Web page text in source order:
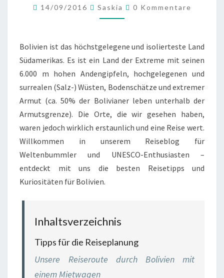
14/09/2016 Saskia Kommentare
0 Kommentare
Bolivien ist das höchstgelegene und isolierteste Land
Südamerikas. Es ist ein Land der Extreme mit seinen
6.000 m hohen Andengipfeln, hochgelegenen und
surrealen (Salz-) Wüsten, Bodenschätze und extremer
Armut (ca. 50% der Bolivianer leben unterhalb der
Armutsgrenze). Die Orte, die wir gesehen haben,
waren jedoch wirklich erstaunlich und eine Reise wert.
Willkommen in unserem Reiseblog für
Weltenbummler und UNESCO-Enthusiasten –
entdeckt mit uns die besten Reisetipps und
Kuriositäten für Bolivien.
Inhaltsverzeichnis
Tipps für die Reiseplanung
Unsere Reiseroute durch Bolivien mit
einem Mietwagen